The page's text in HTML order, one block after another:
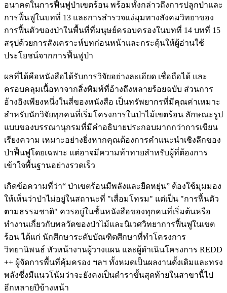
อนาคตในการฟื้นฟูป่าเขตร้อน พร้อมทั้งกล่าวถึงการปลูกป่าและ
การฟื้นฟูในบทที่ 13 และการสำรวจแง่มุมทางสังคมวิทยาของ
การฟื้นตัวของป่าในพื้นที่ที่มนุษย์ครอบครองในบทที่ 14 บทที่ 15
สรุปด้วยการสังเคราะห์บทก่อนหน้าและกระตุ้นให้ผู้อ่านใช้
ประโยชน์จากการฟื้นฟูป่า
ผลที่ได้คือหนังสือได้รับการวิจัยอย่างละเอียด เชื่อถือได้ และ
ครอบคลุมเนื้อหาจากสิ่งพิมพ์ที่อ้างถึงหลายร้อยฉบับ ส่วนการ
อ้างอิงเพียงหนึ่งในสี่ของหนังสือ เป็นทรัพยากรที่มีคุณค่าเหมาะ
สำหรับนักวิจัยทุกคนที่เริ่มโครงการในป่าไม้เขตร้อน ลักษณะรูป
แบบของบรรณานุกรมที่มีคำอธิบายประกอบมากกว่าการเขียน
เรียงความ เหมาะอย่างยิ่งหากคุณต้องการคำแนะนำเชิงลึกของ
ป่าฟื้นฟูโดยเฉพาะ แต่อาจมีความท้าทายสำหรับผู้ที่ต้องการ
เข้าใจพื้นฐานอย่างรวดเร็ว
เกิดข้อความที่ว่า“ ป่าเขตร้อนมีพลังและยืดหยุ่น” ต้องใช้มุมมอง
ให้เห็นว่าป่าไม่อยู่ในสถานะที่ "เสื่อมโทรม" แต่เป็น "การฟื้นตัว
ตามธรรมชาติ" ควรอยู่ในชั้นหนังสือของทุกคนที่เริ่มต้นหรือ
ทำงานเกี่ยวกับพลวัตของป่าไม้และนิเวศวิทยาการฟื้นฟูในเขต
ร้อน ได้แก่ นักศึกษาระดับบัณฑิตศึกษาที่ทำโครงการ
วิทยานิพนธ์ หัวหน้างานผู้วางแผน และผู้ดำเนินโครงการ REDD
++ ผู้จัดการพื้นที่คุ้มครอง ฯลฯ ทั้งหมดเป็นผลงานดั้งเดิมและทรง
พลังซึ่งมีแนวโน้มว่าจะยังคงเป็นตำราขั้นสุดท้ายในสาขานี้ไป
อีกหลายปีข้างหน้า